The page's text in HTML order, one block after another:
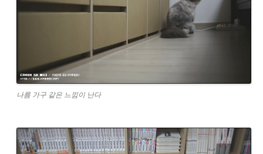
나름 가구 같은 느낌이 난다